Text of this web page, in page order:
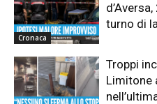
Cronaca
turno di
Troppi
Limitone